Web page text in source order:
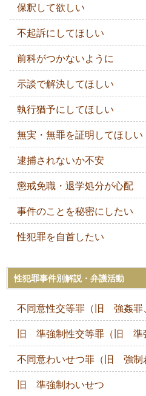
保釈して欲しい
不起訴にしてほしい
前科がつかないように
示談で解決してほしい
執行猶予にしてほしい
無実・無罪を証明してほしい
逮捕されないか不安
懲戒免職・退学処分が心配
事件のことを秘密にしたい
性犯罪を自首したい
性犯罪事件別解説・弁護活動
不同意性交等罪（旧 強姦罪
旧 準強制性交等罪（旧 準
不同意わいせつ罪（旧 強制
旧 準強制わいせつ